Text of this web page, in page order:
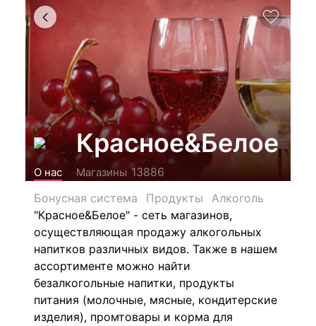
Красное&Белое
О нас Магазины 13886
Бонусная система
Продукты
Алкоголь
"Красное&Белое" - сеть магазинов,
осуществляющая продажу алкогольных
напитков различных видов. Также в нашем
ассортименте можно найти
безалкогольные напитки, продукты
питания (молочные, мясные, кондитерские
изделия), промтовары и корма для